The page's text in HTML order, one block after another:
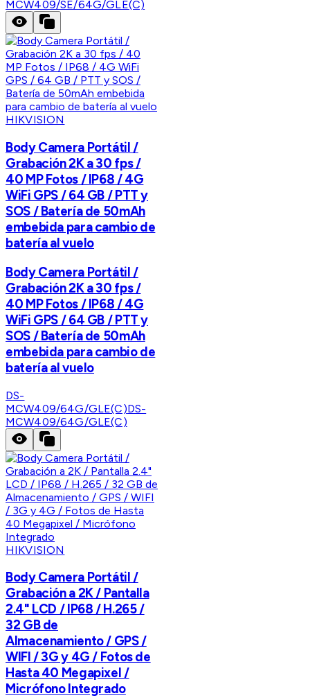
MCW409/SE/64G/GLE(C)
HIKVISION
Body Camera Portátil /
Grabación 2K a 30 fps /
40 MP Fotos / IP68 / 4G
WiFi GPS / 64 GB / PTT y
SOS / Batería de 50mAh
embebida para cambio de
batería al vuelo
Body Camera Portátil /
Grabación 2K a 30 fps /
40 MP Fotos / IP68 / 4G
WiFi GPS / 64 GB / PTT y
SOS / Batería de 50mAh
embebida para cambio de
batería al vuelo
DS-
MCW409/64G/GLE(C)DS-
MCW409/64G/GLE(C)
HIKVISION
Body Camera Portátil /
Grabación a 2K / Pantalla
2.4" LCD / IP68 / H.265 /
32 GB de
Almacenamiento / GPS /
WIFI / 3G y 4G / Fotos de
Hasta 40 Megapixel /
Micrófono Integrado